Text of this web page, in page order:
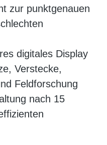
zur punktgenauen
digitales Display
Verstecke,
Feldforschung
nach 15